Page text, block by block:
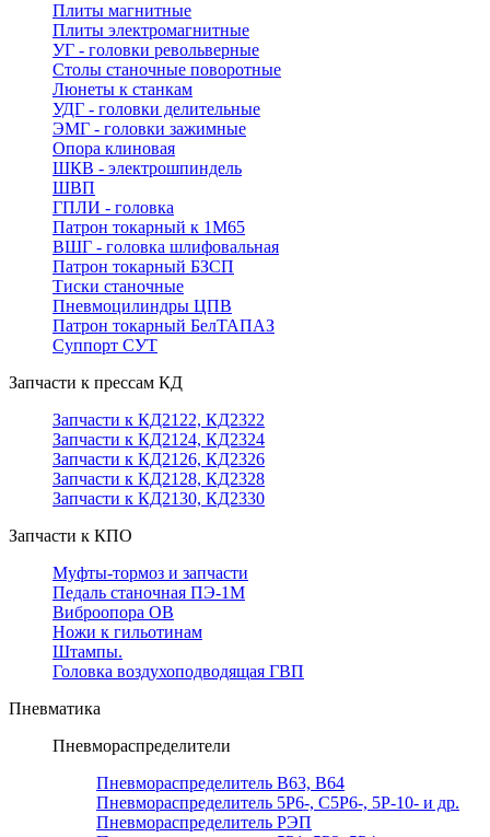
Плиты магнитные
Плиты электромагнитные
УГ - головки револьверные
Столы станочные поворотные
Люнеты к станкам
УДГ - головки делительные
ЭМГ - головки зажимные
Опора клиновая
ШКВ - электрошпиндель
ШВП
ГПЛИ - головка
Патрон токарный к 1М65
ВШГ - головка шлифовальная
Патрон токарный БЗСП
Тиски станочные
Пневмоцилиндры ЦПВ
Патрон токарный БелТАПАЗ
Суппорт СУТ
Запчасти к прессам КД
Запчасти к КД2122, КД2322
Запчасти к КД2124, КД2324
Запчасти к КД2126, КД2326
Запчасти к КД2128, КД2328
Запчасти к КД2130, КД2330
Запчасти к КПО
Муфты-тормоз и запчасти
Педаль станочная ПЭ-1М
Виброопора ОВ
Ножи к гильотинам
Штампы.
Головка воздухоподводящая ГВП
Пневматика
Пневмораспределители
Пневмораспределитель В63, В64
Пневмораспределитель 5Р6-, С5Р6-, 5Р-10- и др.
Пневмораспределитель РЭП